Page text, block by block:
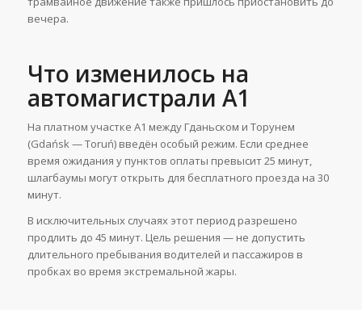
вечера.
Что изменилось на
автомагистрали A1
На платном участке A1 между Гданьском и Торунем
(Gdańsk — Toruń) введён особый режим. Если среднее
время ожидания у пунктов оплаты превысит 25 минут,
шлагбаумы могут открыть для бесплатного проезда на 30
минут.
В исключительных случаях этот период разрешено
продлить до 45 минут. Цель решения — не допустить
длительного пребывания водителей и пассажиров в
пробках во время экстремальной жары.